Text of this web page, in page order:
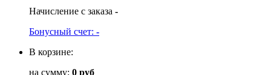
Начисление с заказа -
Бонусный счет: -
В корзине:
на сумму: 0 руб